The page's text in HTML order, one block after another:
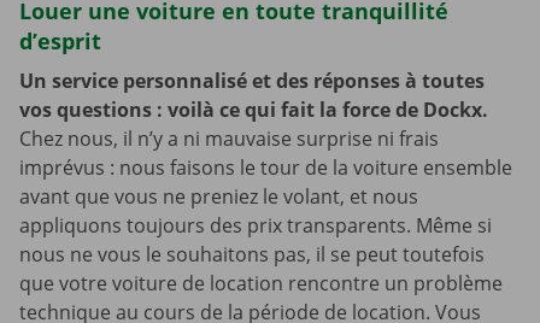
Louer une voiture en toute tranquillité
d’esprit
Un service personnalisé et des réponses à toutes
vos questions : voilà ce qui fait la force de Dockx.
Chez nous, il n’y a ni mauvaise surprise ni frais
imprévus : nous faisons le tour de la voiture ensemble
avant que vous ne preniez le volant, et nous
appliquons toujours des prix transparents. Même si
nous ne vous le souhaitons pas, il se peut toutefois
que votre voiture de location rencontre un problème
technique au cours de la période de location. Vous